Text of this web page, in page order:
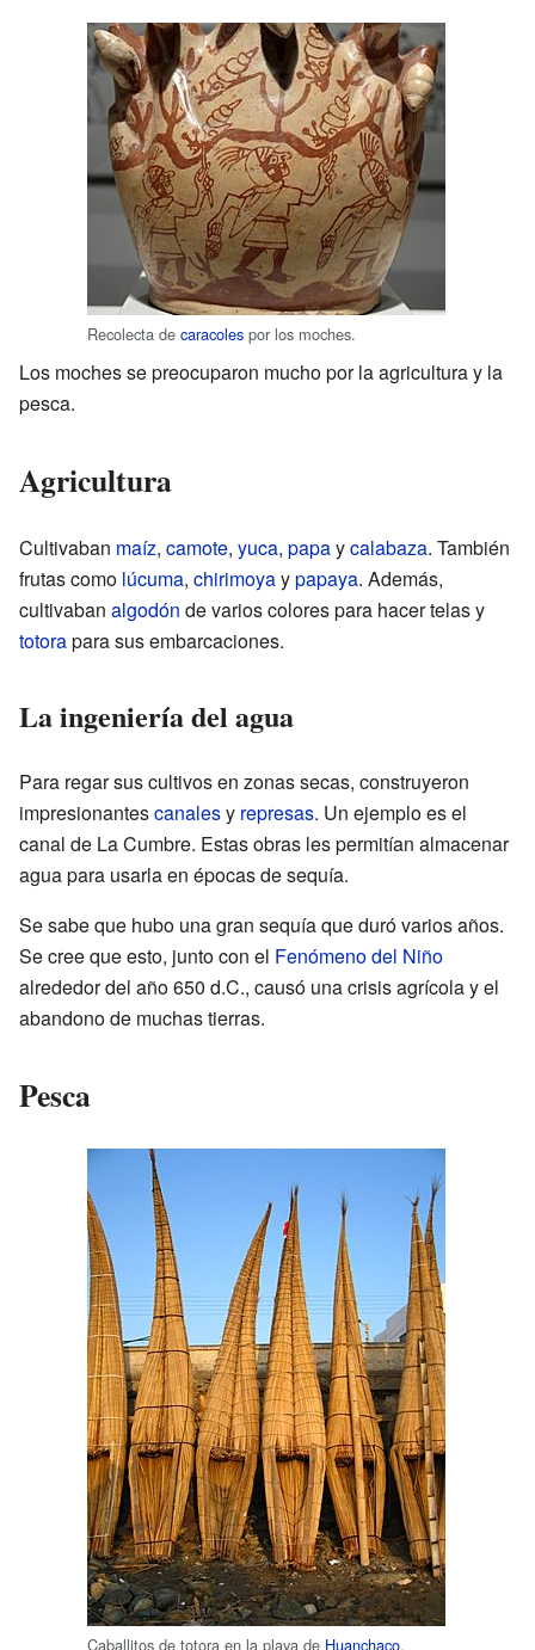
Recolecta de caracoles por los moches.
Los moches se preocuparon mucho por la agricultura y la
pesca.
Agricultura
Cultivaban maíz, camote, yuca, papaycalabaza. También
frutas como lúcuma, chirimoyaypapaya. Además,
cultivaban algodón de varios colores para hacer telas y
totorapara sus embarcaciones.
La ingeniería del agua
Para regar sus cultivos en zonas secas, construyeron
impresionantescanalesy represas. Un ejemplo es el
canal de La Cumbre. Estas obras les permitían almacenar
agua para usarla en épocas de sequía.
Se sabe que hubo una gran sequía que duró varios años.
Se cree que esto, junto con el Fenómeno del Niño
alrededor del año 650 d.C., causó una crisis agrícola y el
abandono de muchas tierras.
Pesca
Caballitos de totora en la playa de Huanchaco.